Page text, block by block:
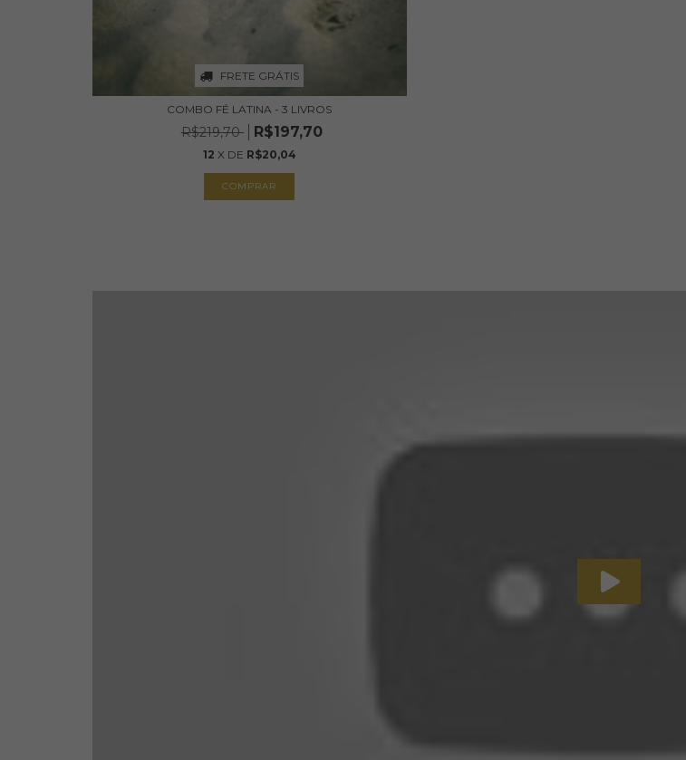
FRETE GRÁTIS
COMBO FÉ LATINA - 3 LIVROS
R$219,70 R$197,70
12 X DE R$20,04